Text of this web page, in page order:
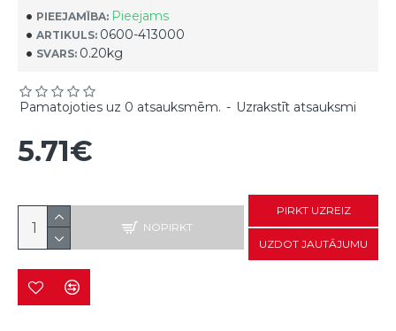
PIEEJAMĪBA: Pieejams
ARTIKULS: 0600-413000
SVARS: 0.20kg
Pamatojoties uz 0 atsauksmēm. - Uzrakstīt atsauksmi
5.71€
NOPIRKT
PIRKT UZREIZ
UZDOT JAUTĀJUMU